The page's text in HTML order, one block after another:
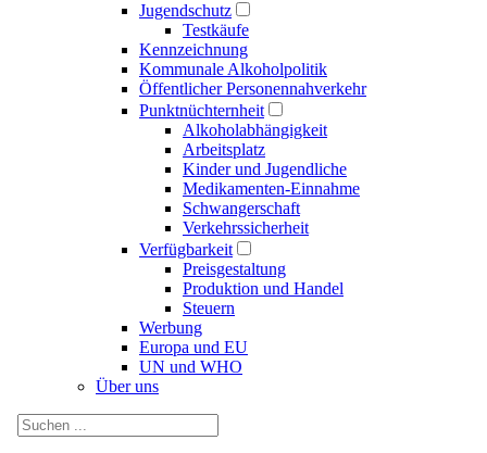
Jugendschutz
Testkäufe
Kennzeichnung
Kommunale Alkoholpolitik
Öffentlicher Personennahverkehr
Punktnüchternheit
Alkoholabhängigkeit
Arbeitsplatz
Kinder und Jugendliche
Medikamenten-Einnahme
Schwangerschaft
Verkehrssicherheit
Verfügbarkeit
Preisgestaltung
Produktion und Handel
Steuern
Werbung
Europa und EU
UN und WHO
Über uns